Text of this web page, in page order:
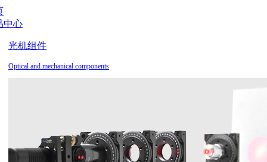
中心
光机组件
Optical and mechanical components